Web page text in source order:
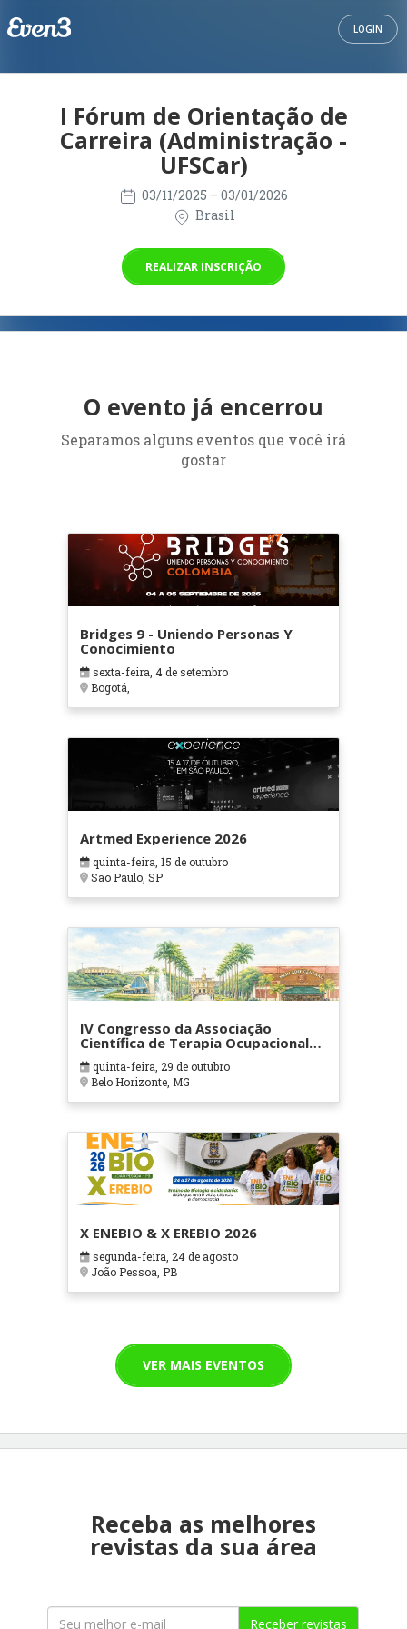
LOGIN
I Fórum de Orientação de
Carreira (Administração -
UFSCar)
03/11/2025 – 03/01/2026
Brasil
REALIZAR INSCRIÇÃO
O evento já encerrou
Separamos alguns eventos que você irá
gostar
Bridges 9 - Uniendo Personas Y
Conocimiento
sexta-feira, 4 de setembro
Bogotá,
Artmed Experience 2026
quinta-feira, 15 de outubro
Sao Paulo, SP
IV Congresso da Associação
Científica de Terapia Ocupacional
em Contextos Hospitalares e
Cuidados Paliativos - ATOHOSP
quinta-feira, 29 de outubro
Belo Horizonte, MG
X ENEBIO & X EREBIO 2026
segunda-feira, 24 de agosto
João Pessoa, PB
VER MAIS EVENTOS
Receba as melhores
revistas da sua área
Receber revistas